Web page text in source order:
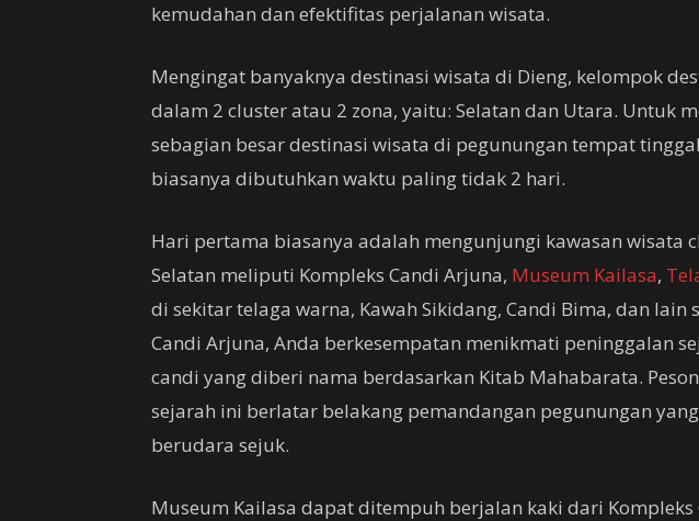
kemudahan dan efektifitas perjalanan wisata.
Mengingat banyaknya destinasi wisata di Dieng, kelompok
dalam 2 cluster atau 2 zona, yaitu: Selatan dan Utara. Untuk
sebagian besar destinasi wisata di pegunungan tempat
biasanya dibutuhkan waktu paling tidak 2 hari.
Hari pertama biasanya adalah mengunjungi kawasan wisata
Selatan meliputi Kompleks Candi Arjuna, Museum Kailasa,
di sekitar telaga warna, Kawah Sikidang, Candi Bima, dan lain
Candi Arjuna, Anda berkesempatan menikmati peninggalan
candi yang diberi nama berdasarkan Kitab Mahabarata.
sejarah ini berlatar belakang pemandangan pegunungan
berudara sejuk.
Museum Kailasa dapat ditempuh berjalan kaki dari Kompleks